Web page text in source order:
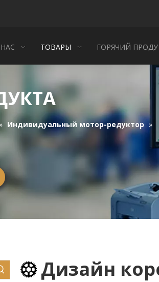
ТОВАРЫ ГОРЯЧИЙ
» Индивидуальный мотор-редуктор »
Дизайн